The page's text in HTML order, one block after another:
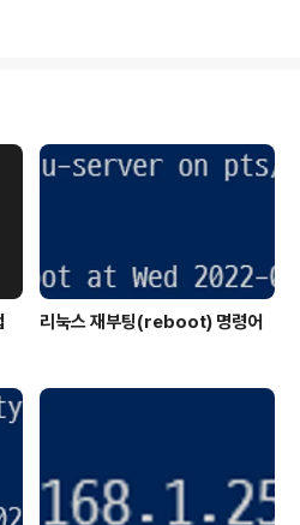
할 수 있는 제품입
스탠다드 인증
을 제거하는 애프
케이블 구성메인 전
블로 넉넉하게 구
리눅스 재부팅(reboot) 명령어